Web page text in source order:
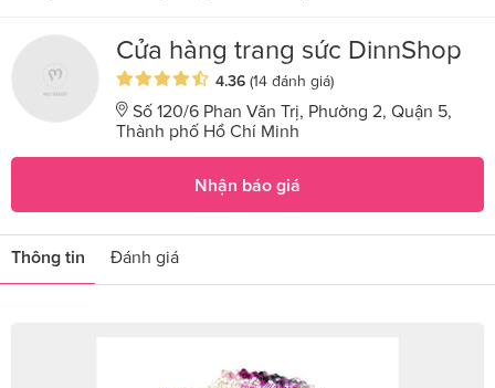
Cửa hàng trang sức DinnShop
4.36 (14 đánh giá)
Số 120/6 Phan Văn Trị, Phường 2, Quận 5,
Thành phố Hồ Chí Minh
Nhận báo giá
Thông tin Đánh giá